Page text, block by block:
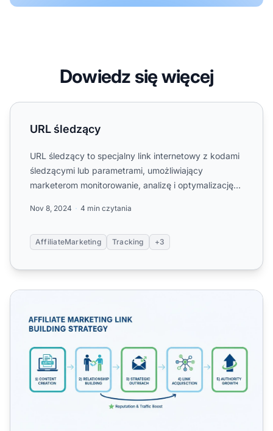
Dowiedz się więcej
URL śledzący
URL śledzący
URL śledzący to specjalny link internetowy z kodami
śledzącymi lub parametrami, umożliwiający
marketerom monitorowanie, analizę i optymalizację
Nov 8, 2024 4 min czytania
AffiliateMarketing Tracking +3
Jak skutecznie śledzić linki afiliacyjne: Kompletny